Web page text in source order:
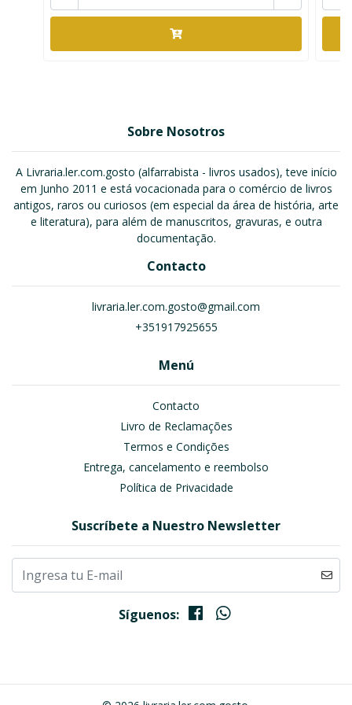
Sobre Nosotros
A Livraria.ler.com.gosto (alfarrabista - livros usados), teve início
em Junho 2011 e está vocacionada para o comércio de livros
antigos, raros ou curiosos (em especial da área de história, arte
e literatura), para além de manuscritos, gravuras, e outra
documentação.
Contacto
livraria.ler.com.gosto@gmail.com
+351917925655
Menú
Contacto
Livro de Reclamações
Termos e Condições
Entrega, cancelamento e reembolso
Política de Privacidade
Suscríbete a Nuestro Newsletter
Síguenos: